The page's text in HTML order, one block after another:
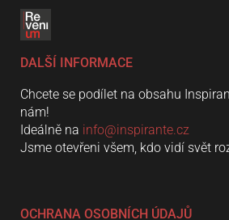
DALŠÍ INFORMACE
Chcete se podílet na obsahu
nám!
Ideálně na info@inspirante.cz
Jsme otevřeni všem, kdo vidí svět
OCHRANA OSOBNÍCH ÚDAJŮ